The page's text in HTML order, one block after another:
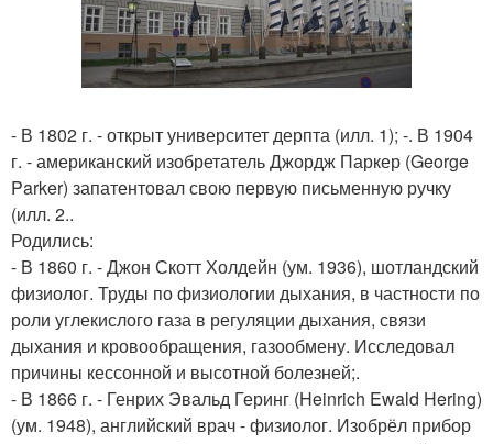
- В 1802 г. - открыт университет дерпта (илл. 1); -. В 1904
г. - американский изобретатель Джордж Паркер (George
Parker) запатентовал свою первую письменную ручку
(илл. 2..
Родились:
- В 1860 г. - Джон Скотт Холдейн (ум. 1936), шотландский
физиолог. Труды по физиологии дыхания, в частности по
роли углекислого газа в регуляции дыхания, связи
дыхания и кровообращения, газообмену. Исследовал
причины кессонной и высотной болезней;.
- В 1866 г. - Генрих Эвальд Геринг (Heinrich Ewald Hering)
(ум. 1948), английский врач - физиолог. Изобрёл прибор